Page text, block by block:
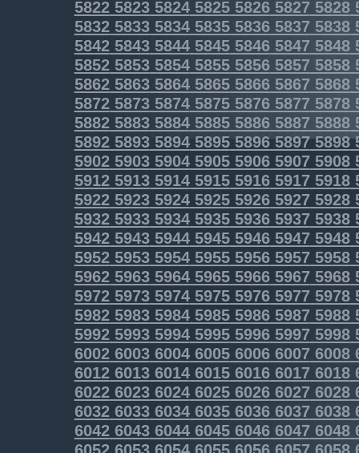
582258235824582558265827 5828
583258335834583558365837 5838
584258435844584558465847 5848
585258535854585558565857 5858
586258635864586558665867 5868
587258735874587558765877 5878
588258835884588558865887 5888
5892589358945895589658975898
5902590359045905590659075908
5912591359145915591659175918
5922592359245925592659275928
5932593359345935593659375938
5942594359445945594659475948
5952595359545955595659575958
5962596359645965596659675968
5972597359745975597659775978
5982598359845985598659875988
5992599359945995599659975998
6002600360046005600660076008
6012601360146015601660176018
6022602360246025602660276028
603260336034603560366037 6038
604260436044604560466047 6048